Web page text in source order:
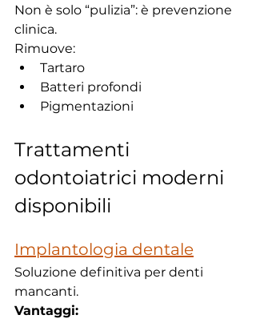
Non è solo “pulizia”: è prevenzione
clinica.
Rimuove:
Tartaro
Batteri profondi
Pigmentazioni
Trattamenti
odontoiatrici moderni
disponibili
Implantologia dentale
Soluzione definitiva per denti
mancanti.
Vantaggi: